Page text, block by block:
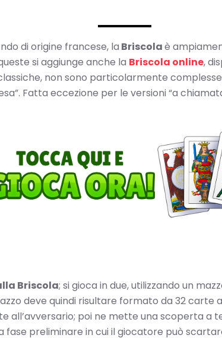
di origine francese, la Briscolaè
si aggiunge anche la Briscola online,
non sono particolarmente
Fatta eccezione per le versioni “a
Briscola; si gioca in due, utilizzando un
deve quindi risultare formato da 32 carte
poi ne mette una scoperta a
fase preliminare in cui il giocatore può